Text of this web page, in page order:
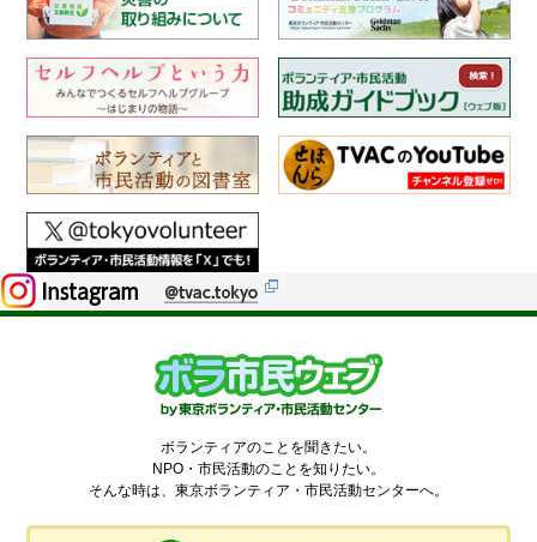
ボランティアのことを聞きたい。
NPO・市民活動のことを知りたい。
そんな時は、東京ボランティア・市民活動センターへ。